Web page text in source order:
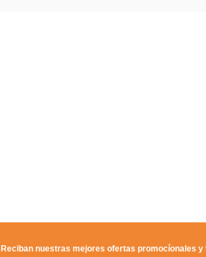
Reciban nuestras mejores ofertas promocíonales y